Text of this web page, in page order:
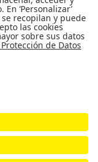
de 1964.